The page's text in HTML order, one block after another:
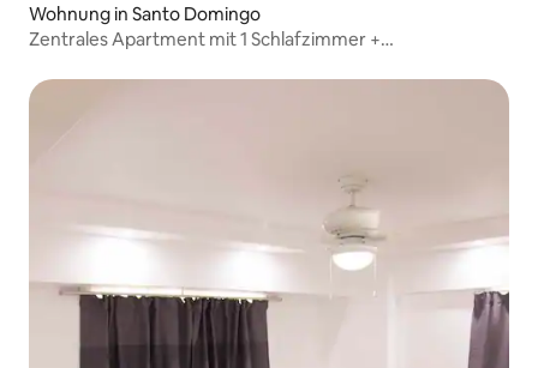
Wohnung in Santo Domingo
Zentrales Apartment mit 1 Schlafzimmer +